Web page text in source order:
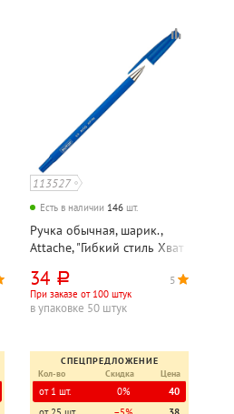
113527
Есть в наличии 146 шт.
Ручка обычная, шарик.,
Attache, "Гибкий стиль Хват
чернил синий, толщина
линии 0,5мм, диаметр
шарика 0,7 мм, корпус
34 руб.
При заказе от 100 штук
5
в упаковке 50 штук
СПЕЦПРЕДЛОЖЕНИЕ
Кол-во
Скидка Цена
от 1 шт. 0%
40